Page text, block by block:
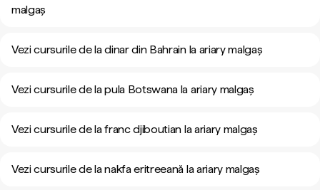
malgaș
Vezi cursurile de la dinar din Bahrain la ariary malgaș
Vezi cursurile de la pula Botswana la ariary malgaș
Vezi cursurile de la franc djiboutian la ariary malgaș
Vezi cursurile de la nakfa eritreeană la ariary malgaș